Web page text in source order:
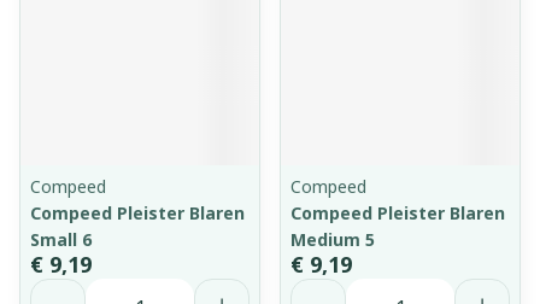
Compeed
Compeed Pleister Blaren
Small 6
€ 9,19
Aantal
Compeed
Compeed Pleister Blaren
Medium 5
€ 9,19
Aantal